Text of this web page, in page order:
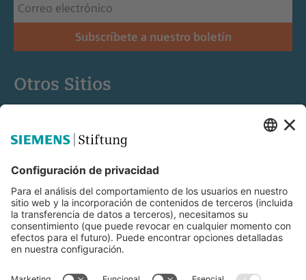
Subscríbete a nuestro boletín
Otros Sitios
Educación STEM
Mediaportal